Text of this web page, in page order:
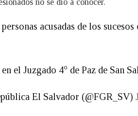
acusadas de los
el Juzgado 4° de Paz de San
El Salvador (@FGR_SV)